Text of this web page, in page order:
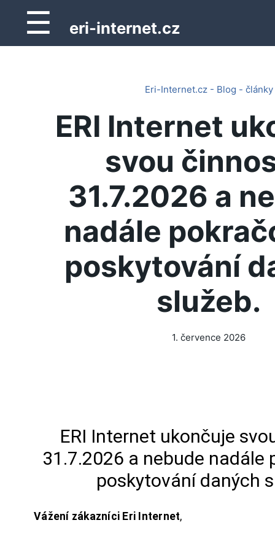
☰ eri-internet.cz
Eri-Internet.cz - Blog - články
ERI Internet
svou
31.7.2026 a
nadále
poskytování
služeb.
1. července 2026
ERI Internet ukončuje
31.7.2026 a nebude nadále
poskytování daných
Vážení zákazníci Eri Internet,